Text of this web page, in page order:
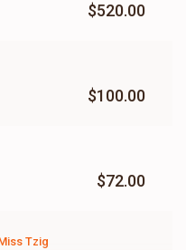
$520.00
$100.00
$72.00
Tzig